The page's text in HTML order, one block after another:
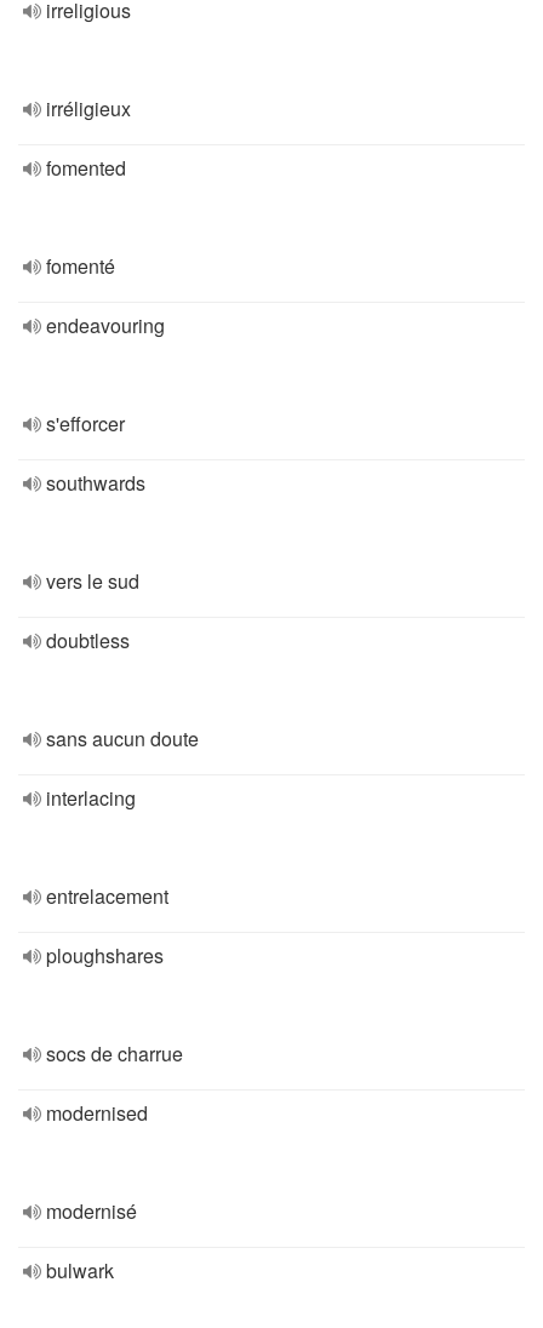
irreligious
irréligieux
fomented
fomenté
endeavouring
s'efforcer
southwards
vers le sud
doubtless
sans aucun doute
interlacing
entrelacement
ploughshares
socs de charrue
modernised
modernisé
bulwark